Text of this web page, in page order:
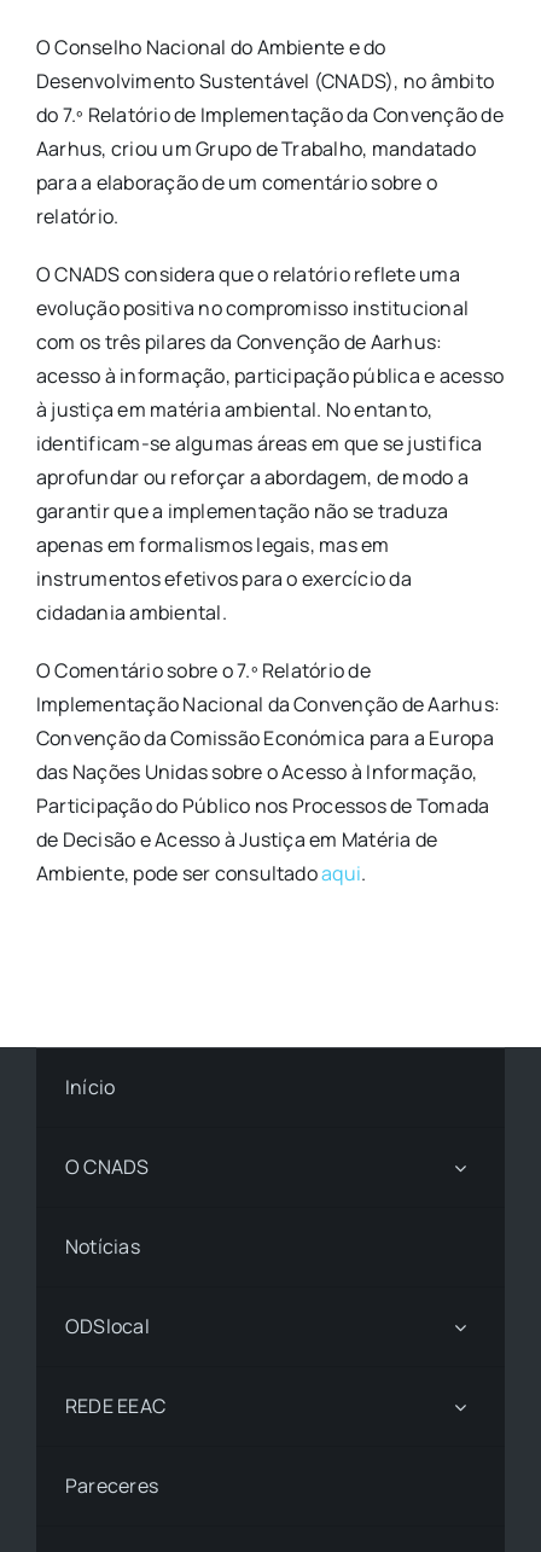
O Conselho Nacional do Ambiente e do
Desenvolvimento Sustentável (CNADS), no âmbito
do 7.º Relatório de Implementação da Convenção de
Aarhus, criou um Grupo de Trabalho, mandatado
para a elaboração de um comentário sobre o
relatório.
O CNADS considera que o relatório reflete uma
evolução positiva no compromisso institucional
com os três pilares da Convenção de Aarhus:
acesso à informação, participação pública e acesso
à justiça em matéria ambiental. No entanto,
identificam-se algumas áreas em que se justifica
aprofundar ou reforçar a abordagem, de modo a
garantir que a implementação não se traduza
apenas em formalismos legais, mas em
instrumentos efetivos para o exercício da
cidadania ambiental.
O Comentário sobre o 7.º Relatório de
Implementação Nacional da Convenção de Aarhus:
Convenção da Comissão Económica para a Europa
das Nações Unidas sobre o Acesso à Informação,
Participação do Público nos Processos de Tomada
de Decisão e Acesso à Justiça em Matéria de
Ambiente, pode ser consultadoaqui.
Início
O CNADS
Notícias
ODSlocal
REDE EEAC
Pareceres